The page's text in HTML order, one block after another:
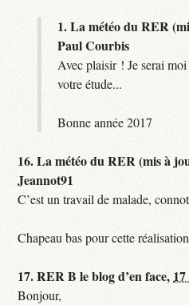
1.La météo du RER
Paul Courbis
Avec plaisir ! Je serai
votre étude...
Bonne année 2017
16.La météo du RER (mis à
Jeannot91
C’est un travail de malade,
Chapeau bas pour cette réalisation
17.RER B le blog d’en face,
Bonjour,